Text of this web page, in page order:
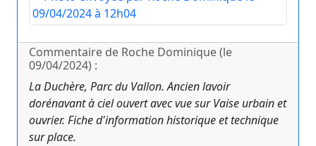
Commentaire de Roche Dominique (le
09/04/2024) :
La Duchère, Parc du Vallon. Ancien lavoir
dorénavant à ciel ouvert avec vue sur Vaise urbain et
ouvrier. Fiche d'information historique et technique
sur place.